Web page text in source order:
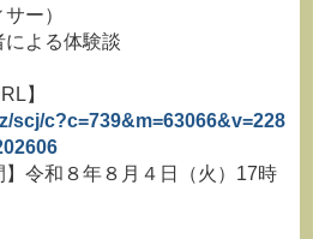
ー）
による体験談
】
scj/c?c=739&m=63066&v=228
】令和８年８月４日（火）17時